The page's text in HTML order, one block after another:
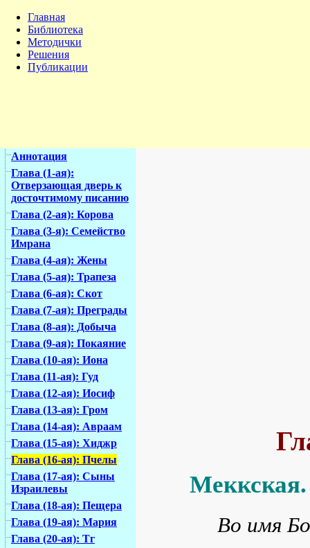
Главная
Библиотека
Методички
Решения
Публикации
Аннотация
Глава (1-ая):
Отверзающая дверь к
досточтимому писанию
Глава (2-ая): Корова
Глава (3-я): Семейство
Имрана
Глава (4-ая): Жены
Глава (5-ая): Трапеза
Глава (6-ая): Скот
Глава (7-ая): Преграды
Глава (8-ая): Добыча
Глава (9-ая): Покаяние
Глава (10-ая): Иона
Глава (11-ая): Гуд
Глава (12-ая): Иосиф
Глава (13-ая): Гром
Глава (14-ая): Авраам
Глава (15-ая): Хиджр
Глава (16-ая): Пчелы
Глава (17-ая): Сыны
Израилевы
Глава (18-ая): Пещера
Глава (19-ая): Мария
Глава (20-ая): Тг
Меккская.
Во имя